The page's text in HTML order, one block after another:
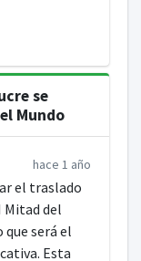
se
Mundo
hace 1 año
el traslado
Mitad del
que será el
Esta